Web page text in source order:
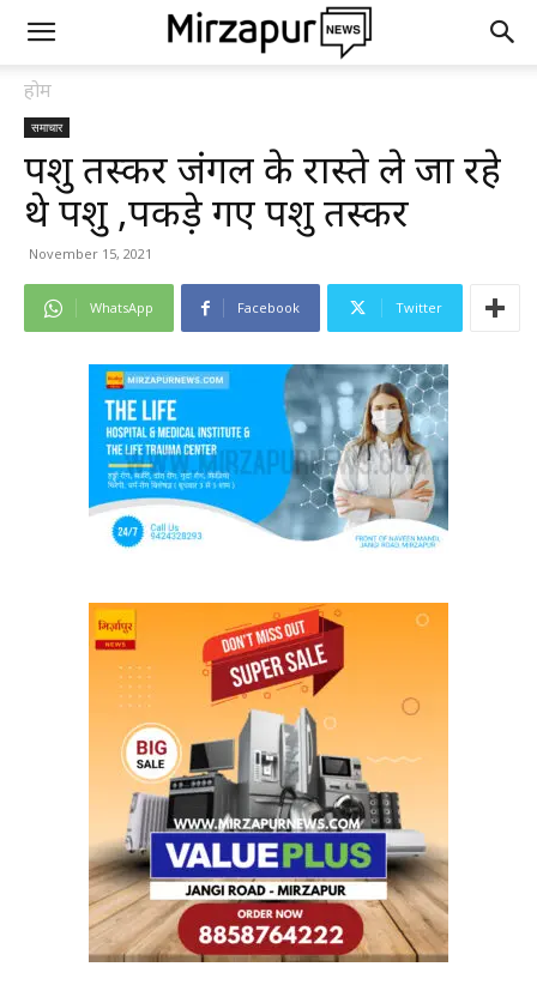
होम
समाचार
पशु तस्कर जंगल के रास्ते ले जा रहे
थे पशु ,पकड़े गए पशु तस्कर
November 15, 2021
WhatsApp Facebook Twitter